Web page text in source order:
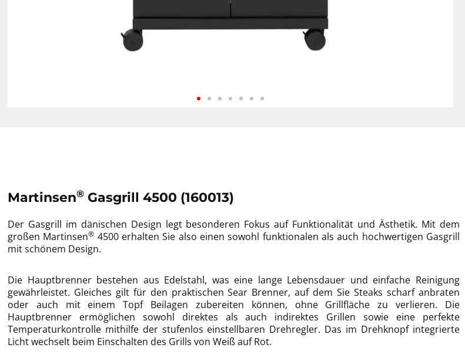
Martinsen® Gasgrill 4500 (160013)
Der Gasgrill im dänischen Design legt besonderen Fokus auf Funktionalität und Ästhetik. Mit dem
großen Martinsen® 4500 erhalten Sie also einen sowohl funktionalen als auch hochwertigen Gasgrill
mit schönem Design.
Die Hauptbrenner bestehen aus Edelstahl, was eine lange Lebensdauer und einfache Reinigung
gewährleistet. Gleiches gilt für den praktischen Sear Brenner, auf dem Sie Steaks scharf anbraten
oder auch mit einem Topf Beilagen zubereiten können, ohne Grillfläche zu verlieren. Die
Hauptbrenner ermöglichen sowohl direktes als auch indirektes Grillen sowie eine perfekte
Temperaturkontrolle mithilfe der stufenlos einstellbaren Drehregler. Das im Drehknopf integrierte
Licht wechselt beim Einschalten des Grills von Weiß auf Rot.